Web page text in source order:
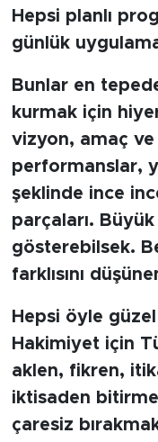
Hepsi planlı
günlük
Bunlar en
kurmak için
vizyon, amaç
performanslar,
şeklinde ince
parçaları.
gösterebilsek.
farklısını
Hepsi öyle
Hakimiyet için
aklen, fikren,
iktisaden
çaresiz